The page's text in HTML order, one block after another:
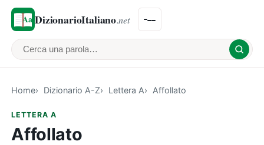
DizionarioItaliano.net
Cerca una parola
Home Dizionario A-Z Lettera A Affollato
LETTERA A
Affollato